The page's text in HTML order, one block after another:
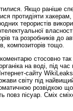
Якщо раніше
протидіяти
терористів
та розробників до
композиторів тощо.
стосовно
на воді, під час
сайту
світу під
розвідкою
повз пісуар. Сміх